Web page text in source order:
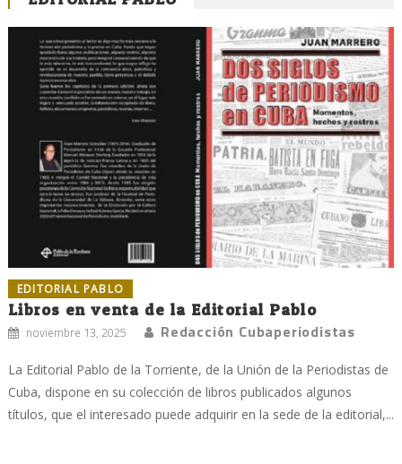
EDITORIAL PABLO
Libros en venta de la Editorial Pablo
noviembre 13, 2025 Redacción Cubaperiodistas
La Editorial Pablo de la Torriente, de la Unión de la Periodistas de
Cuba, dispone en su colección de libros publicados algunos
títulos, que el interesado puede adquirir en la sede de la editorial,...